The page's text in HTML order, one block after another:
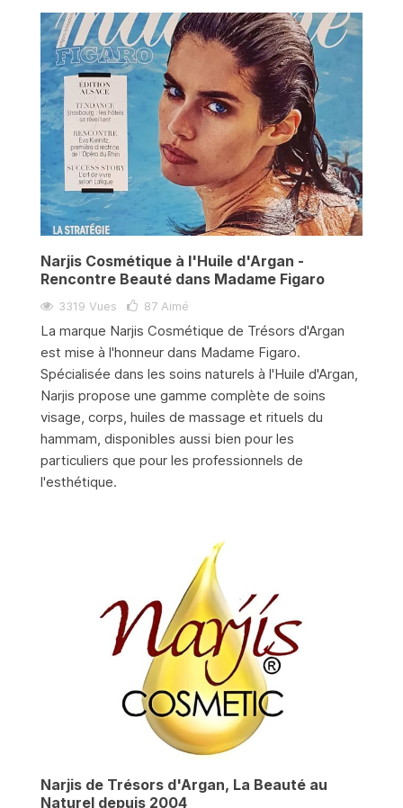
Narjis Cosmétique à l'Huile d'Argan -
Rencontre Beauté dans Madame Figaro
3319 Vues 87 Aimé
La marque Narjis Cosmétique de Trésors d'Argan
est mise à l'honneur dans Madame Figaro.
Spécialisée dans les soins naturels à l'Huile d'Argan,
Narjis propose une gamme complète de soins
visage, corps, huiles de massage et rituels du
hammam, disponibles aussi bien pour les
particuliers que pour les professionnels de
l'esthétique.
Narjis de Trésors d'Argan, La Beauté au
Naturel depuis 2004